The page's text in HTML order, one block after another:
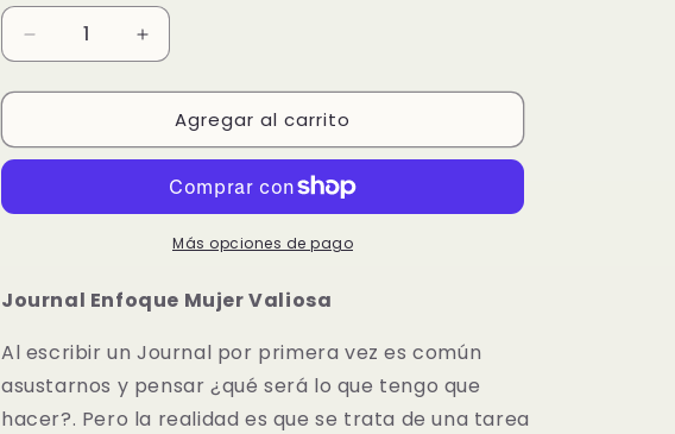
Reducir
cantidad
para
Enfoque
Aumentar
cantidad
para
Journal
Enfoque
Valiosa
Agregar al carrito
Más opciones de pago
Journal Enfoque Mujer Valiosa
Al escribir un Journal por primera vez es común
asustarnos y pensar ¿qué será lo que tengo que
hacer?. Pero la realidad es que se trata de una tarea